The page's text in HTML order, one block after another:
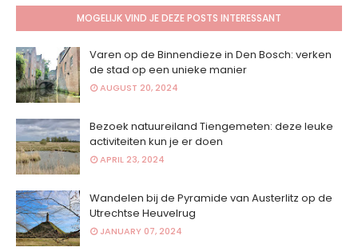
MOGELIJK VIND JE DEZE POSTS INTERESSANT
Varen op de Binnendieze in Den Bosch: verken
de stad op een unieke manier
AUGUST 20, 2024
Bezoek natuureiland Tiengemeten: deze leuke
activiteiten kun je er doen
APRIL 23, 2024
Wandelen bij de Pyramide van Austerlitz op de
Utrechtse Heuvelrug
JANUARY 07, 2024